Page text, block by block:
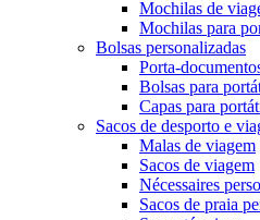
Mochilas de
Mochilas para
Bolsas personalizadas
Porta-
Bolsas para
Capas para
Sacos de desporto e
Malas de viagem
Sacos de viagem
Nécessaires
Sacos de praia